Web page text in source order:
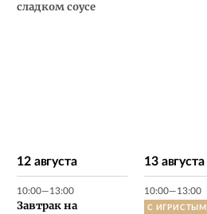
сладком соусе
12 августа
10:00—13:00
Завтрак на
13 августа
10:00—13:00
С ИГРИСТЫМ